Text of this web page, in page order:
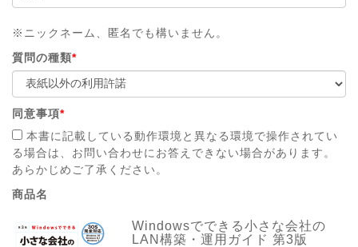
※ニックネーム、匿名でも構いません。
質問の種類*
同意事項*
本書に記載している動作環境と異なる環境で操作されてい
る場合は、お問い合わせにお答えできない場合があります。
あらかじめご了承ください。
商品名
Windowsでできる小さな会社の
LAN構築・運用ガイド 第3版